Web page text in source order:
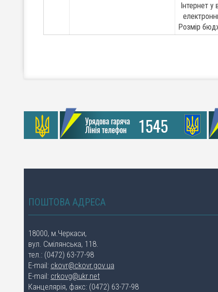
Інтернет у
Розмір
ПОШТОВА АДРЕСА
18000, м.Черкаси,
вул. Смілянська, 118.
тел.: (0472) 63-77-98
E-mail: ckovr@ckovr.gov.ua
E-mail: crkovg@ukr.net
Канцелярія, факс: (0472) 63-77-98